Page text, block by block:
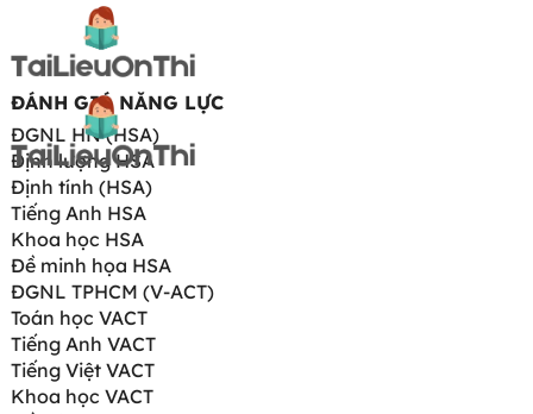
ĐÁNH GIÁ NĂNG LỰC
ĐGNL HN (HSA)
Định lượng HSA
Định tính (HSA)
Tiếng Anh HSA
Khoa học HSA
Đề minh họa HSA
ĐGNL TPHCM (V-ACT)
Toán học VACT
Tiếng Anh VACT
Tiếng Việt VACT
Khoa học VACT